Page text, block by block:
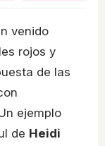
venido
rojos y
de las
ejemplo
de Heidi